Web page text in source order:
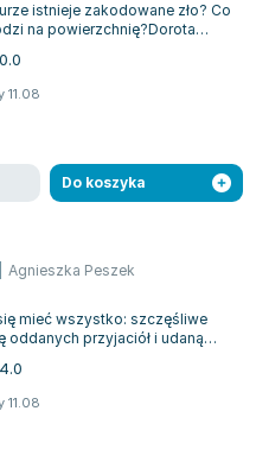
istnieje zakodowane zło? Co
na powierzchnię?Dorota
przydzielona do...
0.0
11.08
Do koszyka
Agnieszka Peszek
mieć wszystko: szczęśliwe
oddanych przyjaciół i udaną
autorka popular...
4.0
11.08